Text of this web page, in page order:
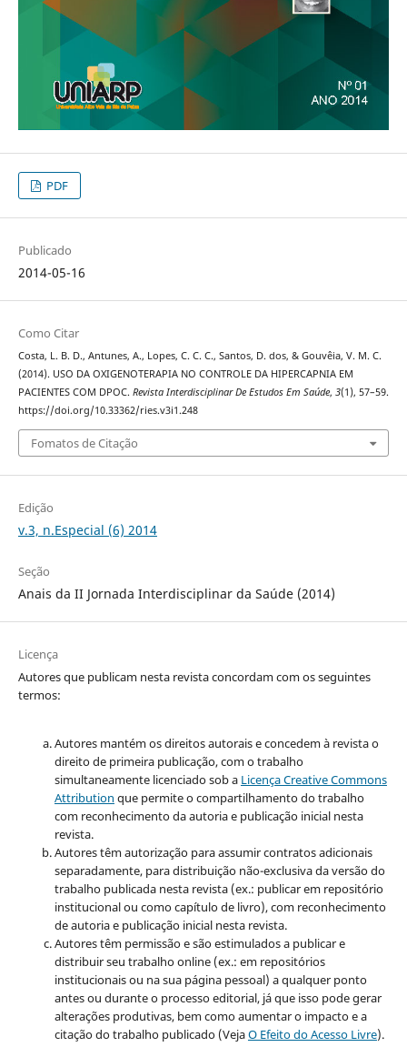
PDF
Publicado
2014-05-16
Como Citar
Costa, L. B. D., Antunes, A., Lopes, C. C. C., Santos, D. dos, & Gouvêia, V. M. C.
(2014). USO DA OXIGENOTERAPIA NO CONTROLE DA HIPERCAPNIA EM
PACIENTES COM DPOC. Revista Interdisciplinar De Estudos Em Saúde, 3(1), 57–59.
https://doi.org/10.33362/ries.v3i1.248
Fomatos de Citação
Edição
v.3, n.Especial (6) 2014
Seção
Anais da II Jornada Interdisciplinar da Saúde (2014)
Licença
Autores que publicam nesta revista concordam com os seguintes
termos:
Autores mantém os direitos autorais e concedem à revista o
direito de primeira publicação, com o trabalho
simultaneamente licenciado sob a Licença Creative Commons
Attribution que permite o compartilhamento do trabalho
com reconhecimento da autoria e publicação inicial nesta
revista.
Autores têm autorização para assumir contratos adicionais
separadamente, para distribuição não-exclusiva da versão do
trabalho publicada nesta revista (ex.: publicar em repositório
institucional ou como capítulo de livro), com reconhecimento
de autoria e publicação inicial nesta revista.
Autores têm permissão e são estimulados a publicar e
distribuir seu trabalho online (ex.: em repositórios
institucionais ou na sua página pessoal) a qualquer ponto
antes ou durante o processo editorial, já que isso pode gerar
alterações produtivas, bem como aumentar o impacto e a
citação do trabalho publicado (VejaO Efeito do Acesso Livre).